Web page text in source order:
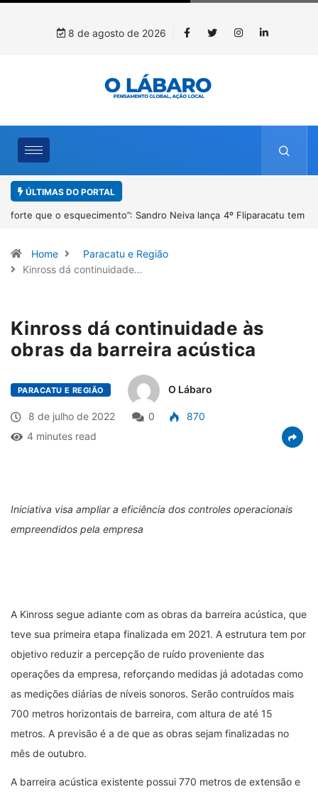
8 de agosto de 2026
ÚLTIMAS DO PORTAL
4º Fliparacatu tem inscrições abertas para o Prêmio de Redação e
Home
Paracatu e Região
Kinross dá continuidade…
Kinross dá continuidade às
obras da barreira acústica
PARACATU E REGIÃO O Lábaro
8 de julho de 2022 0
870
4 minutes read
Iniciativa visa ampliar a eficiência dos controles operacionais
empreendidos pela empresa
A Kinross segue adiante com as obras da barreira acústica, que
teve sua primeira etapa finalizada em 2021. A estrutura tem por
objetivo reduzir a percepção de ruído proveniente das
operações da empresa, reforçando medidas já adotadas como
as medições diárias de níveis sonoros. Serão contruídos mais
700 metros horizontais de barreira, com altura de até 15
metros. A previsão é a de que as obras sejam finalizadas no
mês de outubro.
A barreira acústica existente possui 770 metros de extensão e